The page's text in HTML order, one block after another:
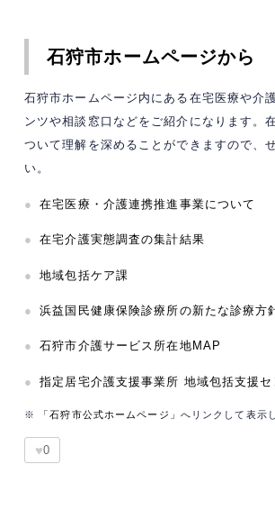
石狩市ホームページから
石狩市ホームページ内にある在宅医療や介
ンツや相談窓口などをご紹介になります。
ついて理解を深めることができますので、
い。
● 在宅医療・介護連携推進事業について
● 在宅介護実態調査の集計結果
● 地域包括ケア課
● 浜益国民健康保険診療所の新たな診療方
● 石狩市介護サービス所在地MAP
● 指定居宅介護支援事業所 地域包括支援セ
※ 「石狩市公式ホームページ」 へリンクして表示
♥0